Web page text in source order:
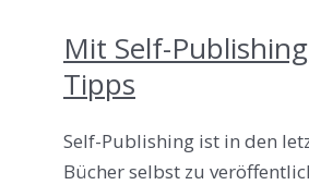
Mit Self-
Tipps
Self-Publishing ist in den
Bücher selbst zu